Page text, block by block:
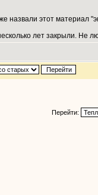
назвали этот материал
лет закрыли. Не
Перейти: